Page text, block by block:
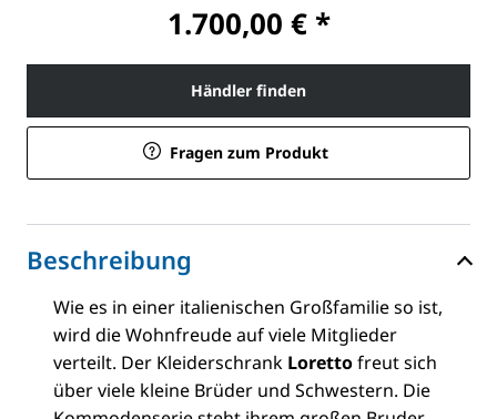
1.700,00 € *
Händler finden
Fragen zum Produkt
Beschreibung
Wie es in einer italienischen Großfamilie so ist,
wird die Wohnfreude auf viele Mitglieder
verteilt. Der Kleiderschrank Lorettofreut sich
über viele kleine Brüder und Schwestern. Die